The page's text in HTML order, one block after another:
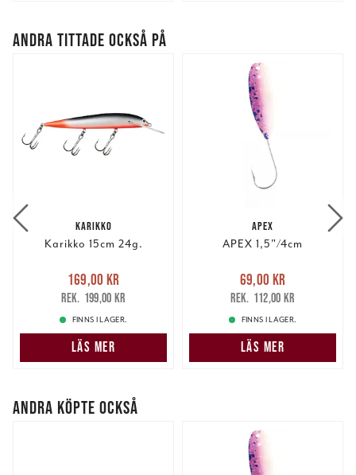
ANDRA TITTADE OCKSÅ PÅ
KARIKKO
Karikko 15cm 24g.
Nuvarande pris
169,00 krTidigare pris
199,00 kr
169,00 kr
199,00 kr
FINNS I LAGER.
LÄS MER
APEX
APEX 1,5"/4cm
Nuvarande pris
69,00 krTidigare pris
112,00 kr
69,00 kr
112,00 kr
FINNS I LAGER.
LÄS MER
ANDRA KÖPTE OCKSÅ